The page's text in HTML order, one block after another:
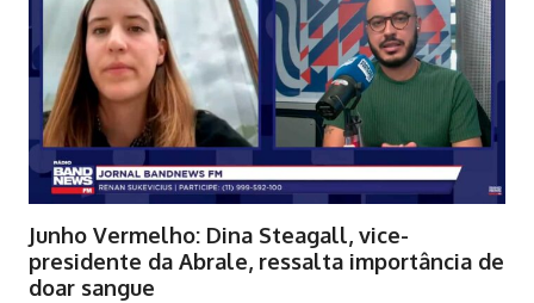
Junho Vermelho: Dina Steagall, vice-
presidente da Abrale, ressalta importância de
doar sangue